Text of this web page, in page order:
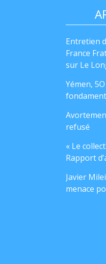
Entretien
France
sur Le
Yémen,
refusé
« Le
Rapport
Javier
menace